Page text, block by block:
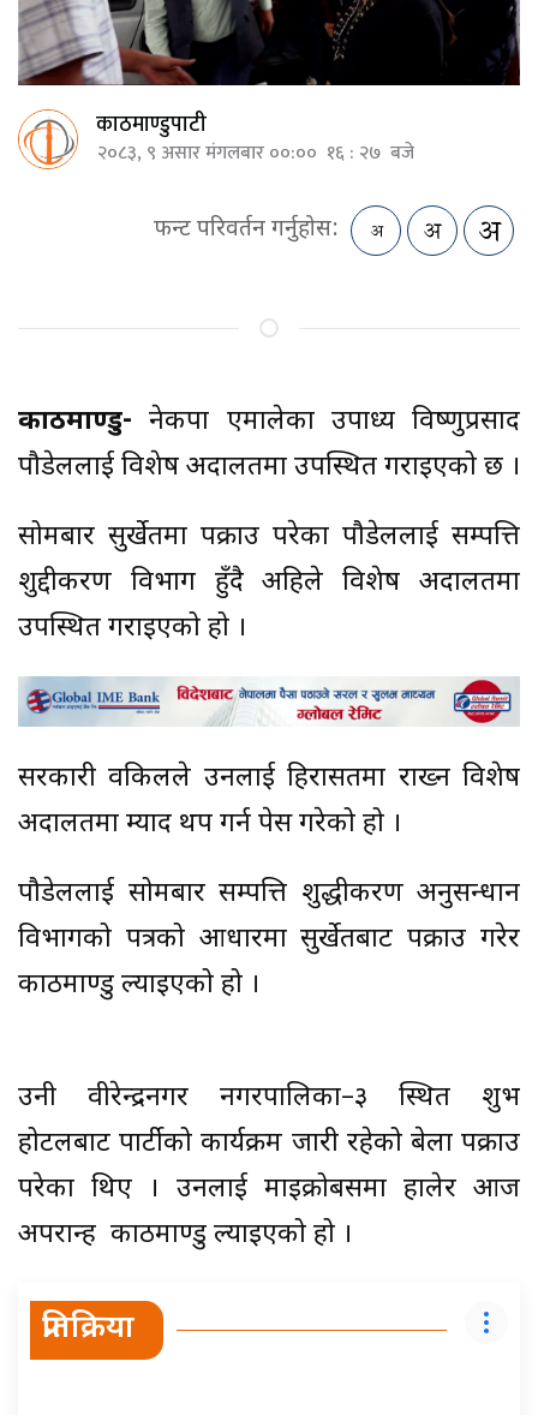
काठमाण्डुपाटी
२०८३, ९ असार मंगलबार ००:०० १६ : २७ बजे
फन्ट परिवर्तन गर्नुहोस:
काठमाण्डु- नेकपा एमालेका उपाध्यक्ष विष्णुप्रसाद
पौडेललाई विशेष अदालतमा उपस्थित गराइएको छ ।
सोमबार सुर्खेतमा पक्राउ परेका पौडेललाई सम्पत्ति
शुद्दीकरण विभाग हुँदै अहिले विशेष अदालतमा
उपस्थित गराइएको हो ।
सरकारी वकिलले उनलाई हिरासतमा राख्न विशेष
अदालतमा म्याद थप गर्न पेस गरेको हो ।
पौडेललाई सोमबार सम्पत्ति शुद्धीकरण अनुसन्धान
विभागको पत्रको आधारमा सुर्खेतबाट पक्राउ गरेर
काठमाण्डु ल्याइएको हो ।
उनी वीरेन्द्रनगर नगरपालिका–३ स्थित शुभ
होटलबाट पार्टीको कार्यक्रम जारी रहेको बेला पक्राउ
परेका थिए । उनलाई माइक्रोबसमा हालेर आज
अपरान्ह काठमाण्डु ल्याइएको हो ।
प्रतिक्रिया